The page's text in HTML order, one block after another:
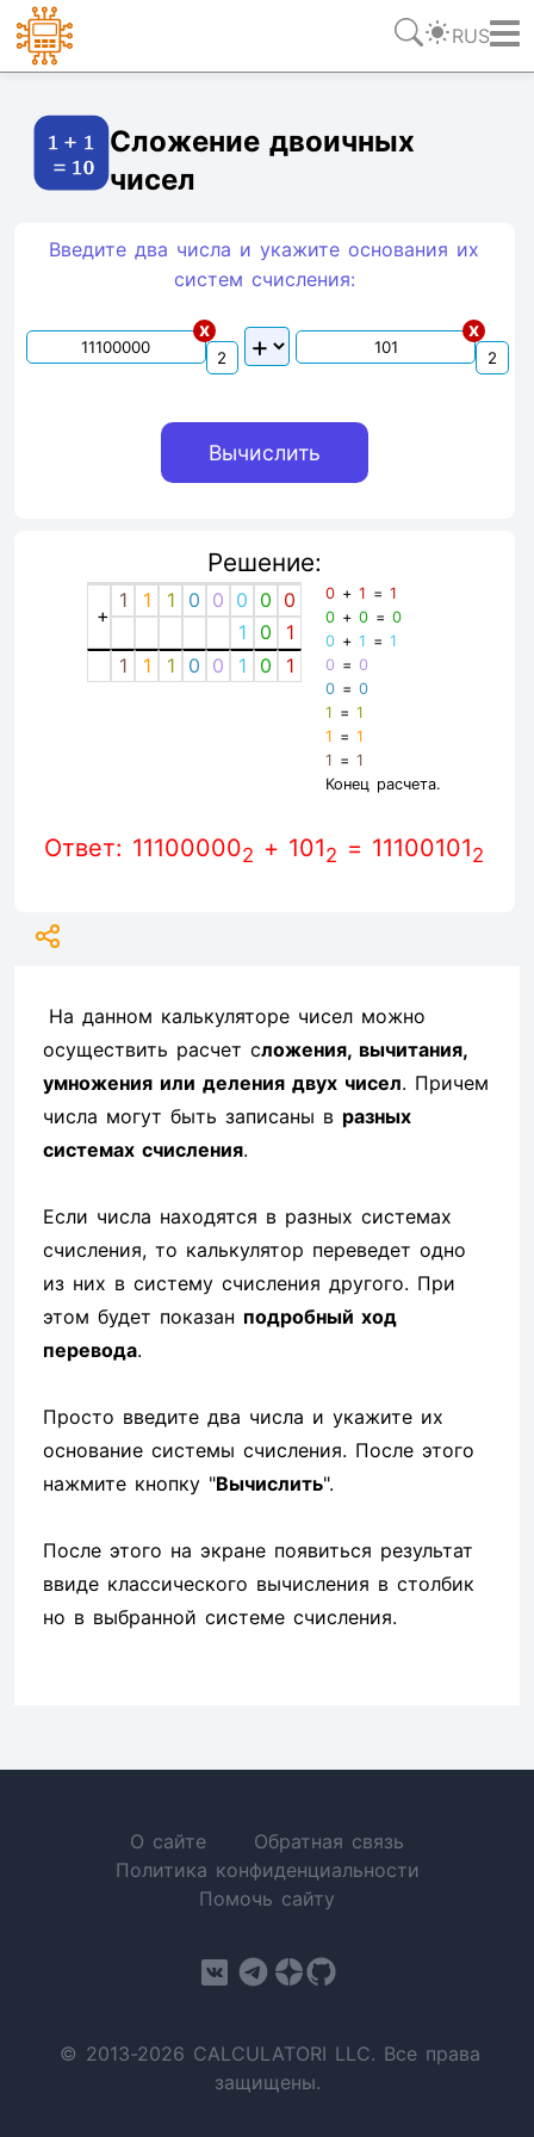
RUS
Сложение двоичных
чисел
Введите два числа и укажите основания их
систем счиcления:
x x
Решение:
+
1 1 1 0 0 0 0 0
1
0
1
1
1 1 0 0 1 0 1
0 +1 =1
0 +0 =0
0 +1 =1
0 =0
0 =0
1 =1
1 =1
1 =1
Конец расчета.
Ответ: 111000002 + 1012 = 111001012
На данном калькуляторе чисел можно
осуществить расчет сложения, вычитания,
умножения или деления двух чисел. Причем
числа могут быть записаны в разных
системах счисления.
Если числа находятся в разных системах
счисления, то калькулятор переведет одно
из них в систему счисления другого. При
этом будет показан подробный ход
перевода.
Просто введите два числа и укажите их
основание системы счисления. После этого
нажмите кнопку "Вычислить".
После этого на экране появиться результат
ввиде классического вычисления в столбик
но в выбранной системе счисления.
О сайте
Обратная связь
Политика конфиденциальности
Помочь сайту
© 2013-2026 CALCULATORI LLC. Все права
защищены.